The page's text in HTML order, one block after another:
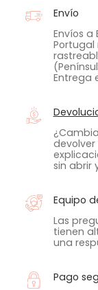
Envío
Envíos a
Entrega
devolver
sin abrir
Equipo
Las
tienen
una
Pago